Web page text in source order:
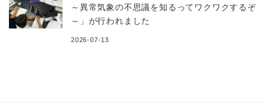
～異常気象の不思議を知るってワクワクするぞ
～」が行われました
2026-07-13